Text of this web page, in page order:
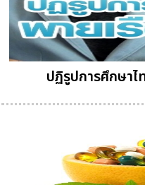
ปฏิรูปการศึกษาไ